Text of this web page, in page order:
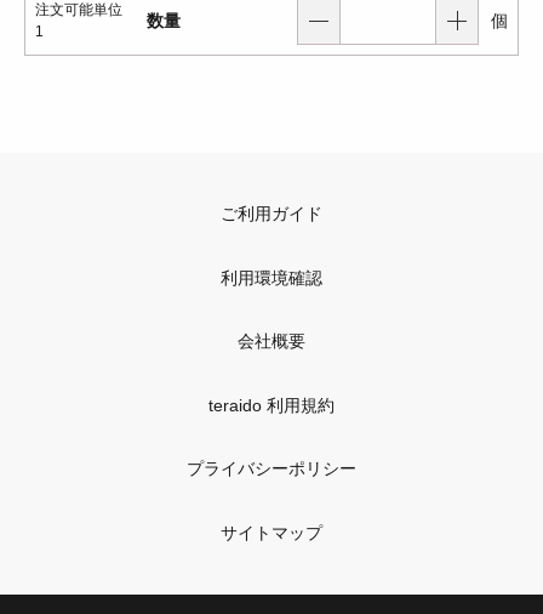
注文可能単位
1
数量 個
ご利用ガイド
利用環境確認
会社概要
teraido 利用規約
プライバシーポリシー
サイトマップ